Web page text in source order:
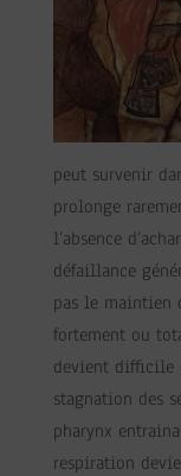
peut survenir
prolonge
l’absence
défaillance
pas le maintien
fortement ou
devient difficile
stagnation des
pharynx
respiration